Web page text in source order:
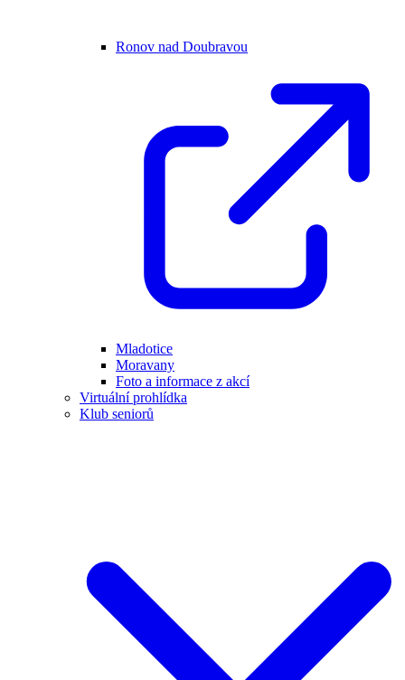
Ronov nad Doubravou
Mladotice
Moravany
Foto a informace z akcí
Virtuální prohlídka
Klub seniorů